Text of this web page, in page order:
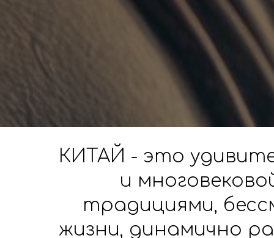
КИТАЙ - это
и
традициями,
жизни, динамично